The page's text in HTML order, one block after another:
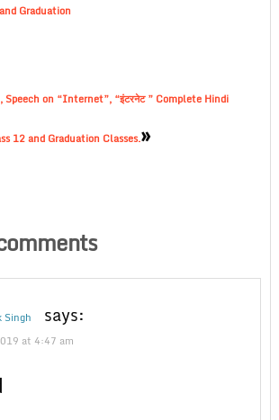
Graduation
Speech on “Internet”, “इंटरनेट ” Complete Hindi
12 and Graduation Classes.»
Singh says:
at 4:47 am